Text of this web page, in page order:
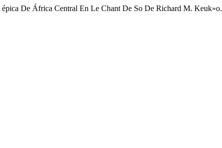
De África Central En Le Chant De So De Richard M. Keuk»o.